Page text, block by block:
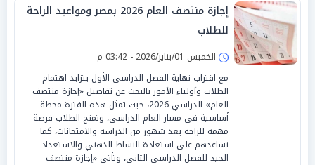
إجازة منتصف العام 2026 بمصر ومواعيد الراحة
للطلاب
الخميس 01/يناير/2026 - 03:42 م
مع اقتراب نهاية الفصل الدراسي الأول يتزايد اهتمام
الطلاب وأولياء الأمور بالبحث عن تفاصيل «إجازة منتصف
العام» الدراسي 2026، حيث تمثل هذه الفترة محطة
أساسية في مسار العام الدراسي، وتمنح الطلاب فرصة
مهمة للراحة بعد شهور من الدراسة والامتحانات، كما
تساعدهم على استعادة النشاط الذهني والاستعداد
الجيد للفصل الدراسي الثاني، وتأتي «إجازة منتصف